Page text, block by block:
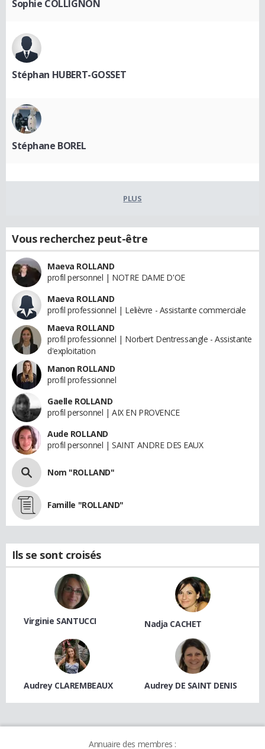
Sophie COLLIGNON
Stéphan HUBERT-GOSSET
Stéphane BOREL
PLUS
Vous recherchez peut-être
Maeva ROLLAND
profil personnel | NOTRE DAME D'OE
Maeva ROLLAND
profil professionnel | Lelièvre - Assistante commerciale
Maeva ROLLAND
profil professionnel | Norbert Dentressangle - Assistante
d'exploitation
Manon ROLLAND
profil professionnel
Gaelle ROLLAND
profil personnel | AIX EN PROVENCE
Aude ROLLAND
profil personnel | SAINT ANDRE DES EAUX
Nom "ROLLAND"
Famille "ROLLAND"
Ils se sont croisés
Virginie SANTUCCI Nadja CACHET
Audrey CLAREMBEAUX Audrey DE SAINT DENIS
Annuaire des membres :